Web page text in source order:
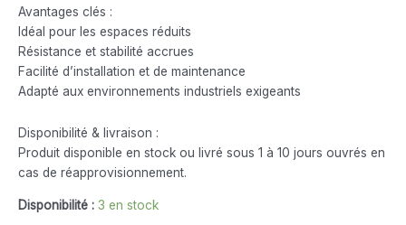
Avantages clés :
Idéal pour les espaces réduits
Résistance et stabilité accrues
Facilité d’installation et de maintenance
Adapté aux environnements industriels exigeants
Disponibilité & livraison :
Produit disponible en stock ou livré sous 1 à 10 jours ouvrés en
cas de réapprovisionnement.
Disponibilité : 3 en stock